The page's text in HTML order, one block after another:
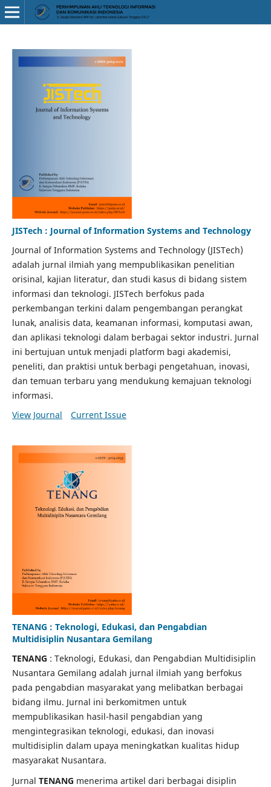
JISTech : Journal of Information Systems and Technology
Journal of Information Systems and Technology (JISTech)
adalah jurnal ilmiah yang mempublikasikan penelitian
orisinal, kajian literatur, dan studi kasus di bidang sistem
informasi dan teknologi. JISTech berfokus pada
perkembangan terkini dalam pengembangan perangkat
lunak, analisis data, keamanan informasi, komputasi awan,
dan aplikasi teknologi dalam berbagai sektor industri. Jurnal
ini bertujuan untuk menjadi platform bagi akademisi,
peneliti, dan praktisi untuk berbagi pengetahuan, inovasi,
dan temuan terbaru yang mendukung kemajuan teknologi
informasi.
View Journal
Current Issue
TENANG : Teknologi, Edukasi, dan Pengabdian
Multidisiplin Nusantara Gemilang
TENANG : Teknologi, Edukasi, dan Pengabdian Multidisiplin
Nusantara Gemilang adalah jurnal ilmiah yang berfokus
pada pengabdian masyarakat yang melibatkan berbagai
bidang ilmu. Jurnal ini berkomitmen untuk
mempublikasikan hasil-hasil pengabdian yang
mengintegrasikan teknologi, edukasi, dan inovasi
multidisiplin dalam upaya meningkatkan kualitas hidup
masyarakat Nusantara.
Jurnal TENANG menerima artikel dari berbagai disiplin